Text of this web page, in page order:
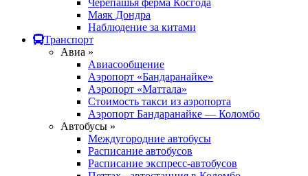
Черепашья ферма Косгода
Маяк Дондра
Наблюдение за китами
Транспорт
Авиа »
Авиасообщение
Аэропорт «Бандаранайке»
Аэропорт «Маттала»
Стоимость такси из аэропорта
Аэропорт Бандаранайке — Коломбо
Автобусы »
Междугородние автобусы
Расписание автобусов
Расписание экспресс-автобусов